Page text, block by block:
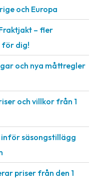
och Europa
– fler
dig!
och nya måttregler
och villkor från 1
säsongstillägg
priser från den 1